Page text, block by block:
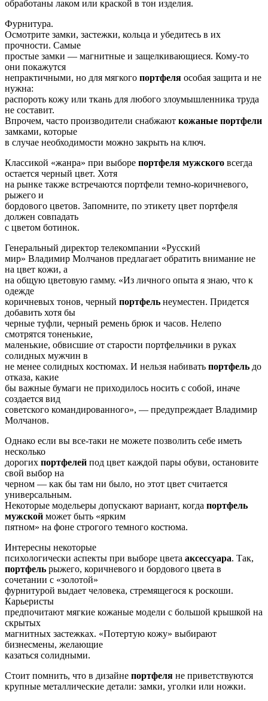
обработаны лаком или краской в тон изделия.
Фурнитура.
Осмотрите замки, застежки, кольца и убедитесь в их
прочности. Самые
простые замки — магнитные и защелкивающиеся. Кому-то
они покажутся
непрактичными, но для мягкого портфеля особая защита и не
нужна:
распороть кожу или ткань для любого злоумышленника труда
не составит.
Впрочем, часто производители снабжают кожаные портфели
замками, которые
в случае необходимости можно закрыть на ключ.
Классикой «жанра» при выборе портфеля мужского всегда
остается черный цвет. Хотя
на рынке также встречаются портфели темно-коричневого,
рыжего и
бордового цветов. Запомните, по этикету цвет портфеля
должен совпадать
с цветом ботинок.
Генеральный директор телекомпании «Русский
мир» Владимир Молчанов предлагает обратить внимание не
на цвет кожи, а
на общую цветовую гамму. «Из личного опыта я знаю, что к
одежде
коричневых тонов, черный портфель неуместен. Придется
добавить хотя бы
черные туфли, черный ремень брюк и часов. Нелепо
смотрятся тоненькие,
маленькие, обвисшие от старости портфельчики в руках
солидных мужчин в
не менее солидных костюмах. И нельзя набивать портфель до
отказа, какие
бы важные бумаги не приходилось носить с собой, иначе
создается вид
советского командированного», — предупреждает Владимир
Молчанов.
Однако если вы все-таки не можете позволить себе иметь
несколько
дорогих портфелей под цвет каждой пары обуви, остановите
свой выбор на
черном — как бы там ни было, но этот цвет считается
универсальным.
Некоторые модельеры допускают вариант, когда портфель
мужской может быть «ярким
пятном» на фоне строгого темного костюма.
Интересны некоторые
психологически аспекты при выборе цвета аксессуара. Так,
портфель рыжего, коричневого и бордового цвета в
сочетании с «золотой»
фурнитурой выдает человека, стремящегося к роскоши.
Карьеристы
предпочитают мягкие кожаные модели с большой крышкой на
скрытых
магнитных застежках. «Потертую кожу» выбирают
бизнесмены, желающие
казаться солидными.
Стоит помнить, что в дизайне портфеля не приветствуются
крупные металлические детали: замки, уголки или ножки.